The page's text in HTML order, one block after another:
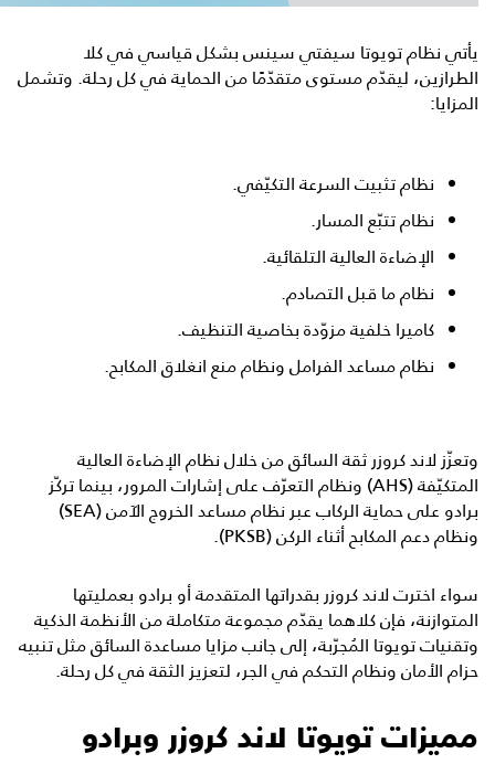
يأتي نظام تويوتا سيفتي سينس بشكل قياسي في كلا
الطرازين، ليقدّم مستوى متقدّمًا من الحماية في كل رحلة. وتشمل
المزايا:
نظام تثبيت السرعة التكيّفي.
نظام تتبّع المسار.
الإضاءة العالية التلقائية.
نظام ما قبل التصادم.
كاميرا خلفية مزوّدة بخاصية التنظيف.
نظام مساعد الفرامل ونظام منع انغلاق المكابح.
وتعزّز لاند كروزر ثقة السائق من خلال نظام الإضاءة العالية
المتكيّفة (AHS) ونظام التعرّف على إشارات المرور، بينما تركّز
برادو على حماية الركاب عبر نظام مساعد الخروج الآمن (SEA)
ونظام دعم المكابح أثناء الركن (PKSB).
سواء اخترت لاند كروزر بقدراتها المتقدمة أو برادو بعمليتها
المتوازنة، فإن كلاهما يقدّم مجموعة متكاملة من الأنظمة الذكية
وتقنيات تويوتا المُجرّبة، إلى جانب مزايا مساعدة السائق مثل تنبيه
حزام الأمان ونظام التحكم في الجر، لتعزيز الثقة في كل رحلة.
مميزات تويوتا لاند كروزر وبرادو